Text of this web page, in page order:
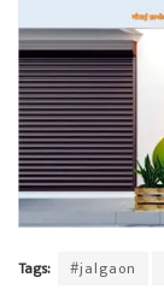
Tags: #jalgaon